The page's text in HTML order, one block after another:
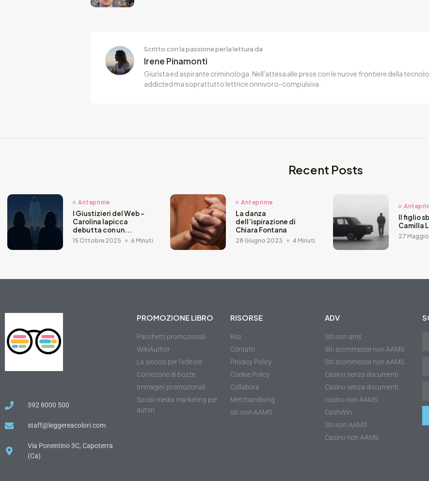
Scritto con la passione per la lettura da
Irene Pinamonti
Giurista ed aspirante criminologa. Nell'attesa alle prese con le nuove frontiere della
addicted ma soprattutto lettrice onnivoro-compulsiva.
Recent Posts
Anteprime
I Giustizieri del Web –
Carolina Iapicca
debutta con un...
15 Ottobre 2025 6 Minuti
Anteprime
La danza
dell’ispirazione di
Chiara Fontana
28 Giugno 2023 4 Minuti
Il figlio
Camilla
27
392 8000 500
staff@leggereacolori.com
Via Ponentino 3C, Capoterra
(Ca)
PROMOZIONE LIBRO
Pacchetti promozionali
WikiAuthor
La sinossi per l'editore
Correzione di bozze
Immagini promozionali
Social media marketing per
autori
RISORSE
Rss
Contatti
Privacy Policy
Cookie Policy
Collabora
Merchandising
siti non AAMS
ADV
Siti non ams
Siti scommesse non AAMS
Siti scommesse non AAMS
Casino senza documenti
Casino senza documenti
casino non AAMS
CashWin
Siti non AAMS
Casino non AAMS